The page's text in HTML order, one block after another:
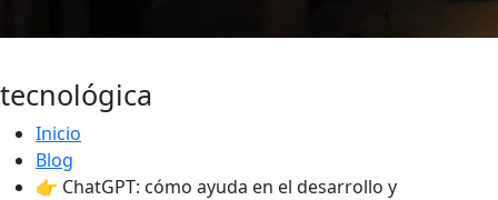
tecnológica
Inicio
Blog
👉 ChatGPT: cómo ayuda en el desarrollo y